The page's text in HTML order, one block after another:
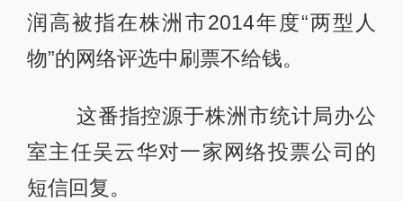
润高被指在株洲市2014年度“两型人
物”的网络评选中刷票不给钱。
这番指控源于株洲市统计局办公
室主任吴云华对一家网络投票公司的
短信回复。